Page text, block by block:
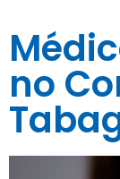
no